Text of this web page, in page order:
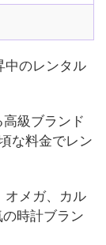
中のレンタル
級ブランド
な料金でレン
オメガ、カル
時計ブラン